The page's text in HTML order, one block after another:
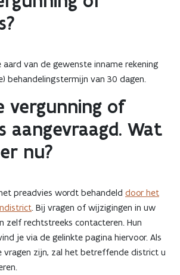
aard van de gewenste inname rekening
behandelingstermijn van 30 dagen.
vergunning of
aangevraagd. Wat
nu?
preadvies wordt behandeld door het
. Bij vragen of wijzigingen in uw
zelf rechtstreeks contacteren. Hun
je via de gelinkte pagina hiervoor. Als
vragen zijn, zal het betreffende district u